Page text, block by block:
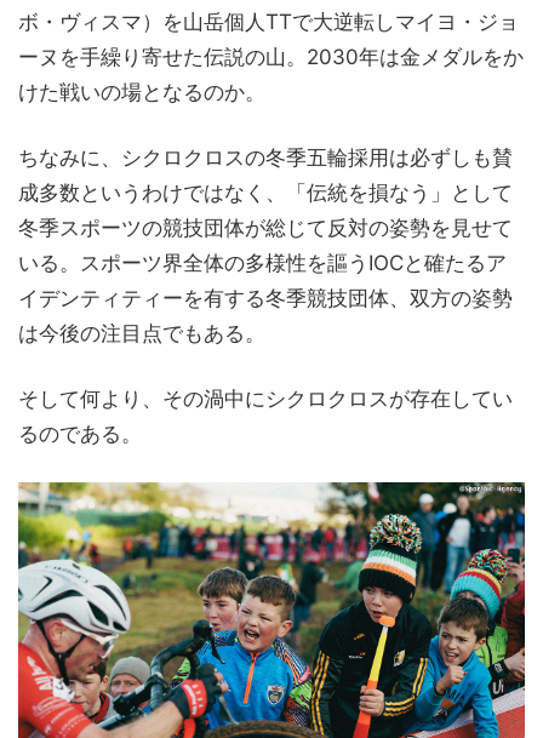
ボ・ヴィスマ）を山岳個人TTで大逆転しマイヨ・ジョ
ーヌを手繰り寄せた伝説の山。2030年は金メダルをか
けた戦いの場となるのか。
ちなみに、シクロクロスの冬季五輪採用は必ずしも賛
成多数というわけではなく、「伝統を損なう」として
冬季スポーツの競技団体が総じて反対の姿勢を見せて
いる。スポーツ界全体の多様性を謳うIOCと確たるア
イデンティティーを有する冬季競技団体、双方の姿勢
は今後の注目点でもある。
そして何より、その渦中にシクロクロスが存在してい
るのである。